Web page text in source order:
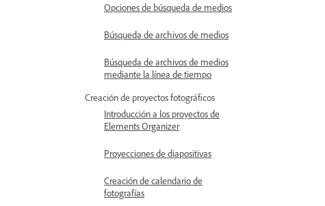
Opciones de búsqueda de medios
Búsqueda de archivos de medios
Búsqueda de archivos de medios
mediante la línea de tiempo
Creación de proyectos fotográficos
Introducción a los proyectos de
Elements Organizer
Proyecciones de diapositivas
Creación de calendario de
fotografías